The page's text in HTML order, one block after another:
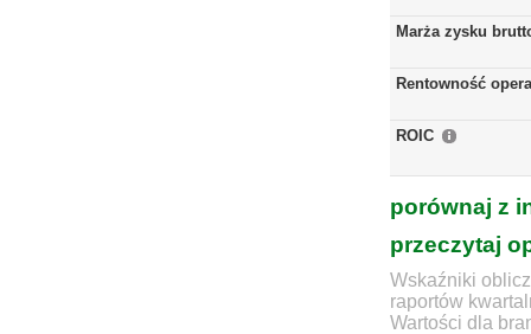
Marża zysku
Rentowność
ROIC
porównaj z
przeczytaj
Wskaźniki
raportów
Wartości dla